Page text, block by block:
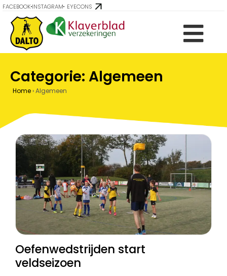
FACEBOOK INSTAGRAM EYECONS
Categorie: Algemeen
Home›Algemeen
Oefenwedstrijden start
veldseizoen